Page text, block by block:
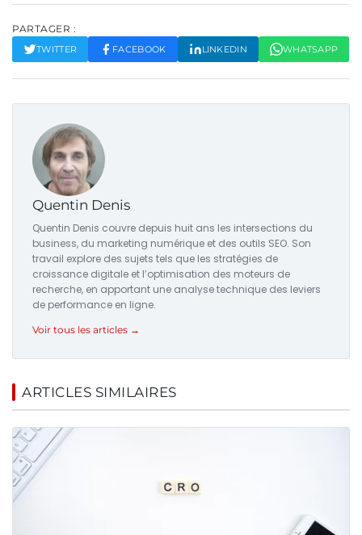
PARTAGER :
TWITTER FACEBOOK LINKEDIN WHATSAPP
Quentin Denis
Quentin Denis couvre depuis huit ans les intersections du
business, du marketing numérique et des outils SEO. Son
travail explore des sujets tels que les stratégies de
croissance digitale et l’optimisation des moteurs de
recherche, en apportant une analyse technique des leviers
de performance en ligne.
Voir tous les articles →
ARTICLES SIMILAIRES